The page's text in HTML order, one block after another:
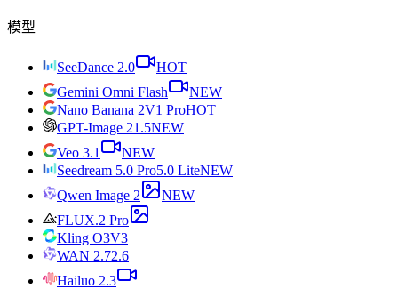
模型
SeeDance 2.0
HOT
Gemini Omni Flash
NEW
Nano Banana 2V1 ProHOT
GPT-Image 21.5NEW
Veo 3.1
NEW
Seedream 5.0 Pro5.0 LiteNEW
Qwen Image 2
NEW
FLUX.2 Pro
Kling O3V3
WAN 2.72.6
Hailuo 2.3